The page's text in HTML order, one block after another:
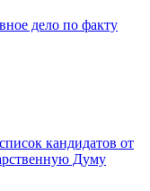
дело по факту
кандидатов от
Думу